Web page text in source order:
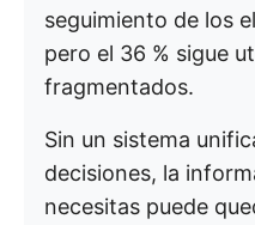
seguimiento de los
pero el 36 % sigue
fragmentados.
Sin un sistema
decisiones, la
necesitas puede